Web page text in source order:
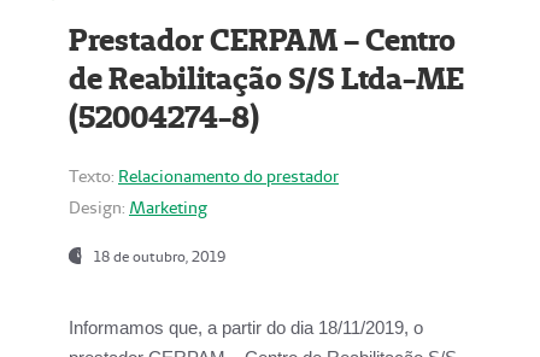
Prestador CERPAM – Centro
de Reabilitação S/S Ltda-ME
(52004274-8)
Texto: Relacionamento do prestador
Design: Marketing
18 de outubro, 2019
Informamos que, a partir do dia 18/11/2019, o